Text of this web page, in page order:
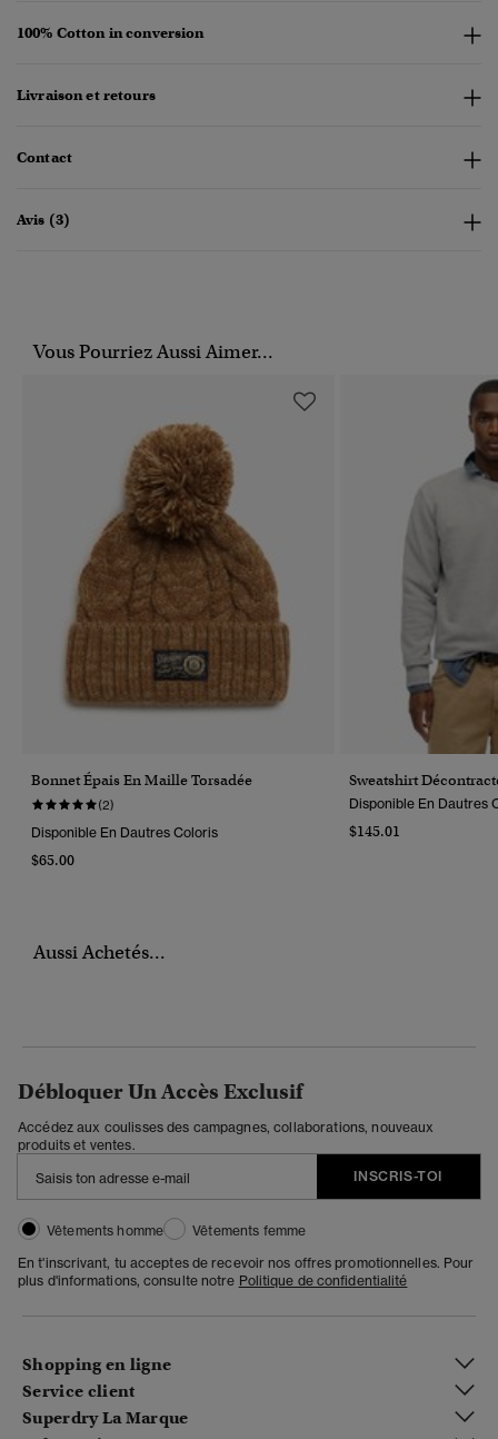
100% Cotton in conversion
Livraison et retours
Contact
Avis (3)
Vous Pourriez Aussi Aimer...
Bonnet Épais En Maille Torsadée
(2)
Disponible En Dautres Coloris
$65.00
Sweatshirt
Disponible En Dautres
$145.01
Aussi Achetés...
Débloquer Un Accès Exclusif
Accédez aux coulisses des campagnes, collaborations, nouveaux
produits et ventes.
INSCRIS-TOI
Vêtements homme
Vêtements femme
En t'inscrivant, tu acceptes de recevoir nos offres promotionnelles. Pour
plus d'informations, consulte notre Politique de confidentialité
Shopping en ligne
Service client
Superdry La Marque